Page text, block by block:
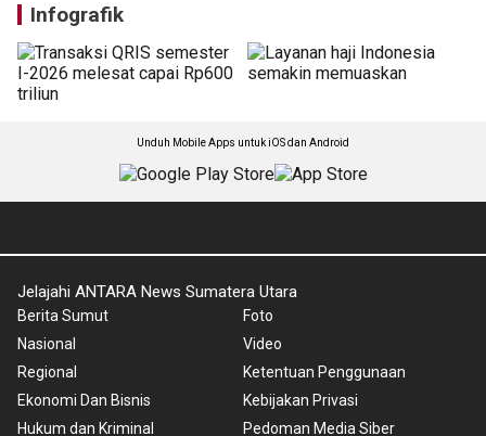
Infografik
Unduh Mobile Apps untuk iOS dan Android
Jelajahi ANTARA News Sumatera Utara
Berita Sumut
Nasional
Regional
Ekonomi Dan Bisnis
Hukum dan Kriminal
Foto
Video
Ketentuan Penggunaan
Kebijakan Privasi
Pedoman Media Siber